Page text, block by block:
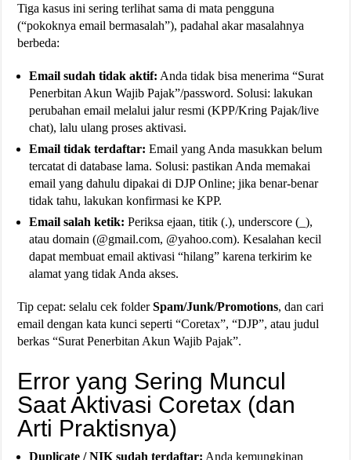
Tiga kasus ini sering terlihat sama di mata pengguna
(“pokoknya email bermasalah”), padahal akar masalahnya
berbeda:
Email sudah tidak aktif: Anda tidak bisa menerima “Surat
Penerbitan Akun Wajib Pajak”/password. Solusi: lakukan
perubahan email melalui jalur resmi (KPP/Kring Pajak/live
chat), lalu ulang proses aktivasi.
Email tidak terdaftar: Email yang Anda masukkan belum
tercatat di database lama. Solusi: pastikan Anda memakai
email yang dahulu dipakai di DJP Online; jika benar-benar
tidak tahu, lakukan konfirmasi ke KPP.
Email salah ketik: Periksa ejaan, titik (.), underscore (_),
atau domain (@gmail.com, @yahoo.com). Kesalahan kecil
dapat membuat email aktivasi “hilang” karena terkirim ke
alamat yang tidak Anda akses.
Tip cepat: selalu cek folderSpam/Junk/Promotions, dan cari
email dengan kata kunci seperti “Coretax”, “DJP”, atau judul
berkas “Surat Penerbitan Akun Wajib Pajak”.
Error yang Sering Muncul
Saat Aktivasi Coretax (dan
Arti Praktisnya)
Duplicate / NIK sudah terdaftar: Anda kemungkinan